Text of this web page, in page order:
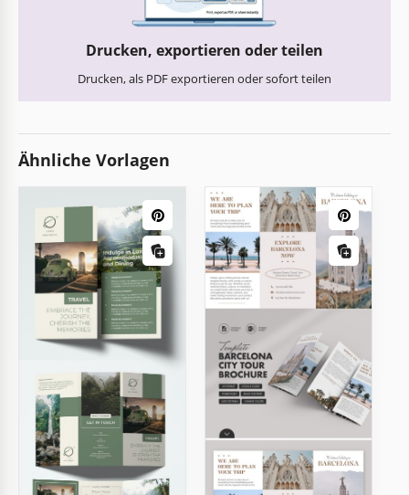
Drucken, exportieren oder teilen
Drucken, als PDF exportieren oder sofort teilen
Ähnliche Vorlagen